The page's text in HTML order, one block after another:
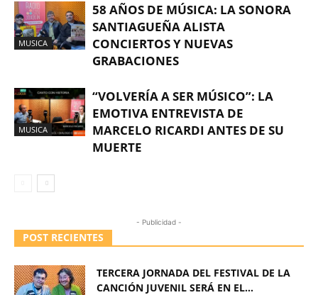
MUSICA
58 AÑOS DE MÚSICA: LA SONORA
SANTIAGUEÑA ALISTA
CONCIERTOS Y NUEVAS
GRABACIONES
MUSICA
“VOLVERÍA A SER MÚSICO”: LA
EMOTIVA ENTREVISTA DE
MARCELO RICARDI ANTES DE SU
MUERTE
- Publicidad -
POST RECIENTES
TERCERA JORNADA DEL FESTIVAL DE LA
CANCIÓN JUVENIL SERÁ EN EL...